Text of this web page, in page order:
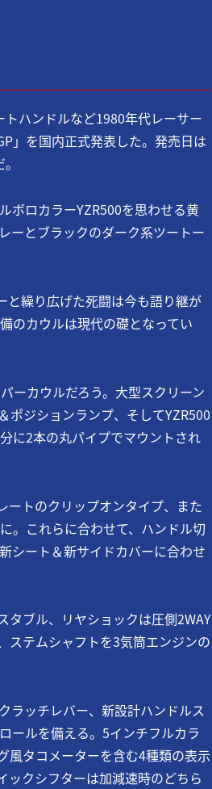
ハンドルなど1980年代レーサー
」を国内正式発表した。発売日は
ボロカラーYZR500を思わせる黄
ーとブラックのダーク系ツートー
と繰り広げた死闘は今も語り継が
のカウルは現代の礎となってい
ーカウルだろう。大型スクリーン
ポジションランプ、そしてYZR500
に2本の丸パイプでマウントされ
ートのクリップオンタイプ、また
。これらに合わせて、ハンドル切
シート＆新サイドカバーに合わせ
タブル、リヤショックは圧側2WAY
ステムシャフトを3気筒エンジンの
ラッチレバー、新設計ハンドルス
ールを備える。5インチフルカラ
風タコメーターを含む4種類の表示
ックシフターは加減速時のどちら